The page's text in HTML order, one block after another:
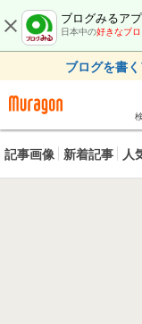
ブログみるア
日本中の好きなブ
ブログを書
記事画像 新着記事 人